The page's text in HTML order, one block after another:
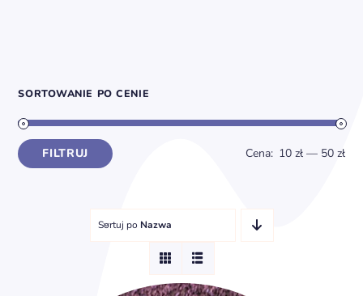
SORTOWANIE PO CENIE
Cena
CenaFILTRUJ Cena: 10 zł— 50 zł
Sortuj po Nazwa